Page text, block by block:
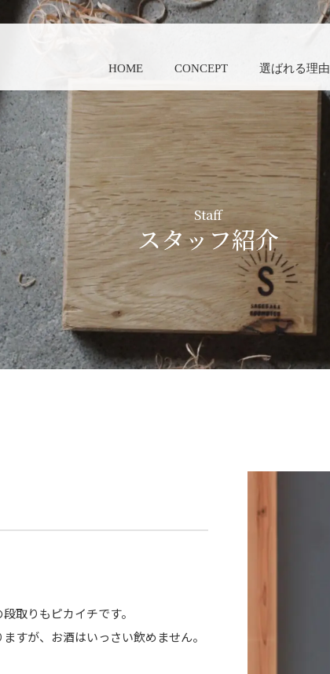
HOME CONCEPT 選ばれる理由
Staff
スタッフ紹介
取りもピカイチです。
すが、お酒はいっさい飲めません。